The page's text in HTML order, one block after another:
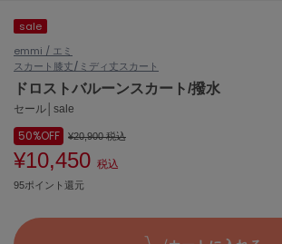
(124)
ànuke
アンヌーク
ASICS
アシックス
Ballelite
バレリット
バンドリヤー
sale
emmi / エミ
スカート膝丈/ミディ丈スカート
ドロストバルーンスカート/撥水
セール│sale
50%OFF ¥20,900税込
¥10,450 税込
95ポイント還元